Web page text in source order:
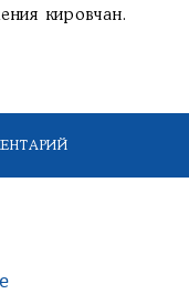
кировчан.